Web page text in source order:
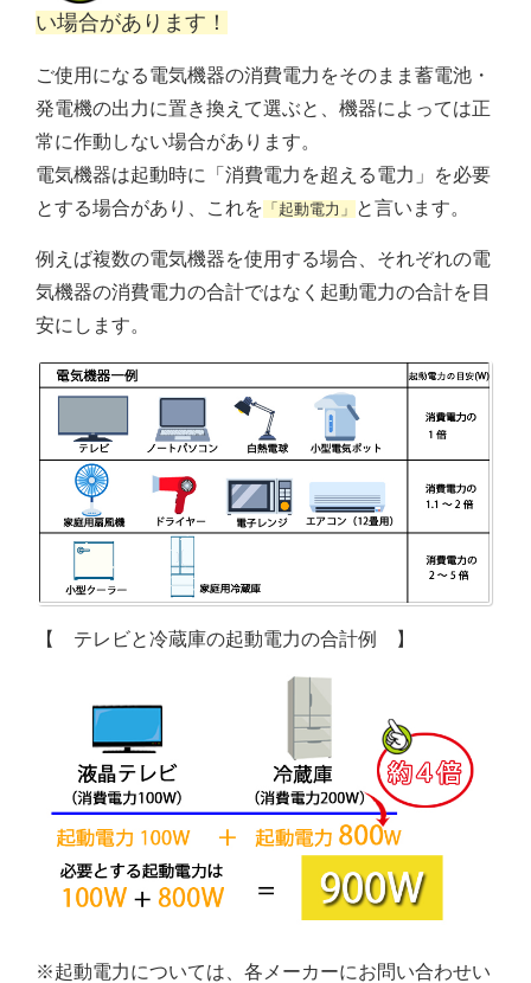
い場合があります！
ご使用になる電気機器の消費電力をそのまま蓄電池・
発電機の出力に置き換えて選ぶと、機器によっては正
常に作動しない場合があります。
電気機器は起動時に「消費電力を超える電力」を必要
とする場合があり、これを 「起動電力」 と言います。
例えば複数の電気機器を使用する場合、それぞれの電
気機器の消費電力の合計ではなく起動電力の合計を目
安にします。
【 テレビと冷蔵庫の起動電力の合計例 】
※起動電力については、各メーカーにお問い合わせい